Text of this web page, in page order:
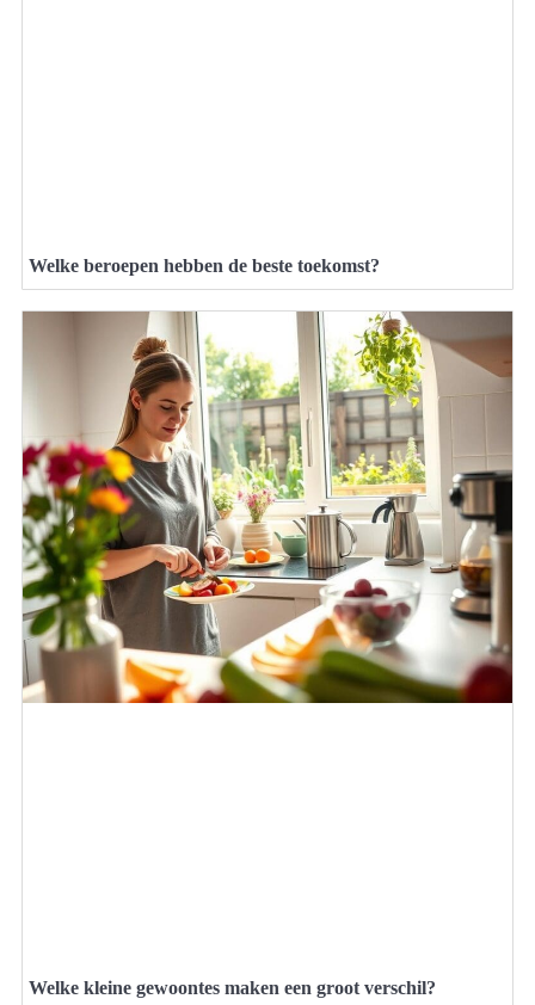
Welke beroepen hebben de beste toekomst?
Welke kleine gewoontes maken een groot verschil?